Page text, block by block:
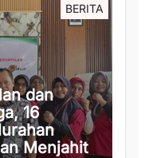
BERITA
dan
16
Menjahit